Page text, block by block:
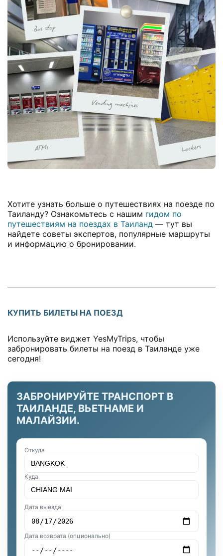
Хотите узнать больше о путешествиях на поезде по
Таиланду? Ознакомьтесь с нашим гидом по
путешествиям на поездах в Таиланд — тут вы
найдете советы экспертов, популярные маршруты
и информацию о бронировании.
КУПИТЬ БИЛЕТЫ НА ПОЕЗД
Используйте виджет YesMyTrips, чтобы
забронировать билеты на поезд в Таиланде уже
сегодня!
ЗАБРОНИРУЙТЕ ТРАНСПОРТ В
ТАИЛАНДЕ, ВЬЕТНАМЕ И
МАЛАЙЗИИ.
Откуда
Куда
Дата выезда
Дата возврата (опционально)